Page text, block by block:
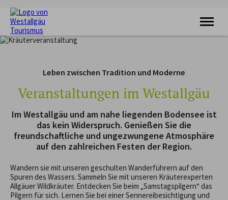
WANDERN
FERIENORTE
UNTERKÜNFTE
VERANSTALTUNGEN
SERVICE
Leben zwischen Tradition und Moderne
Veranstaltungen im Westallgäu
Im Westallgäu und am nahe liegenden Bodensee ist
das kein Widerspruch. Genießen Sie die
freundschaftliche und ungezwungene Atmosphäre
auf den zahlreichen Festen der Region.
Wandern sie mit unseren geschulten Wanderführern auf den
Spuren des Wassers. Sammeln Sie mit unseren Kräuterexperten
Allgäuer Wildkräuter. Entdecken Sie beim „Samstagspilgern“ das
Pilgern für sich. Lernen Sie bei einer Sennereibesichtigung und